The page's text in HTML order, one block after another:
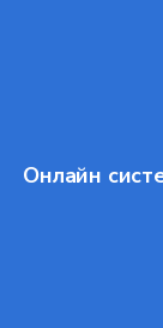
Онлайн